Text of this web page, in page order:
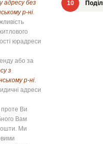
адресу без
р-ні.
юрадреси
або за
з
р-ні.
адреси
Ви
Вам
Ми
10